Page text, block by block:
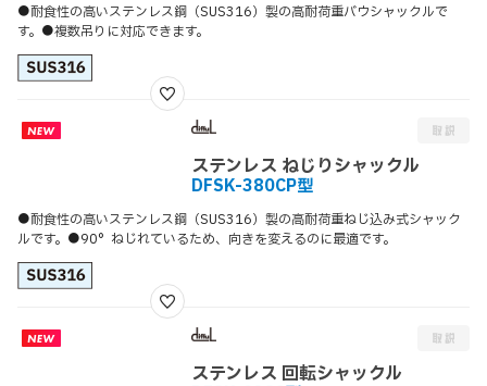
●耐食性の高いステンレス鋼（SUS316）製の高耐荷重バウシャックルで
す。●複数吊りに対応できます。
ステンレス ねじりシャックル
DFSK-380CP型
●耐食性の高いステンレス鋼（SUS316）製の高耐荷重ねじ込み式シャック
ルです。●90°ねじれているため、向きを変えるのに最適です。
ステンレス 回転シャックル